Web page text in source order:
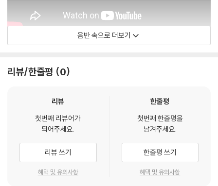
음반 속으로 더보기
리뷰/한줄평 0
리뷰
첫번째 리뷰어가
되어주세요.
리뷰 쓰기
혜택 및 유의사항
한줄평
첫번째 한줄평을
남겨주세요.
한줄평 쓰기
혜택 및 유의사항